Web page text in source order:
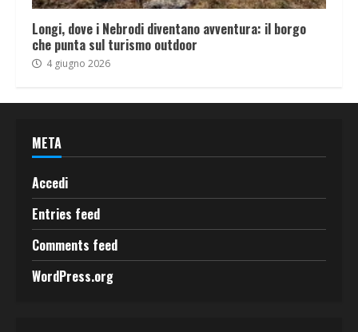
Longi, dove i Nebrodi diventano avventura: il borgo
che punta sul turismo outdoor
4 giugno 2026
META
Accedi
Entries feed
Comments feed
WordPress.org